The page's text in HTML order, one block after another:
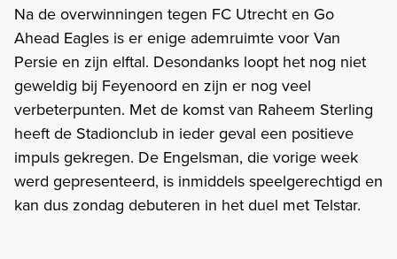
Na de overwinningen tegen FC Utrecht en Go
Ahead Eagles is er enige ademruimte voor Van
Persie en zijn elftal. Desondanks loopt het nog niet
geweldig bij Feyenoord en zijn er nog veel
verbeterpunten. Met de komst van Raheem Sterling
heeft de Stadionclub in ieder geval een positieve
impuls gekregen. De Engelsman, die vorige week
werd gepresenteerd, is inmiddels speelgerechtigd en
kan dus zondag debuteren in het duel met Telstar.